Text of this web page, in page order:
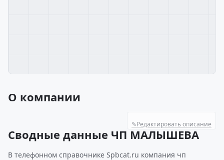
О компании
✎Редактировать описание
Сводные данные ЧП МАЛЫШЕВА
В телефонном справочнике Spbcat.ru компания чп